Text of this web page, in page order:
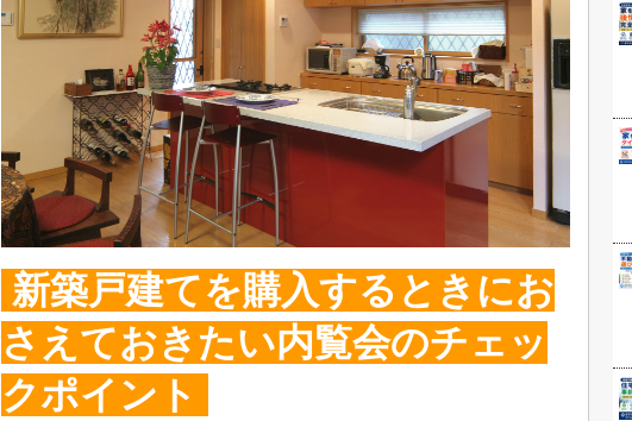
新築戸建てを購入するときにお
さえておきたい内覧会のチェッ
クポイント